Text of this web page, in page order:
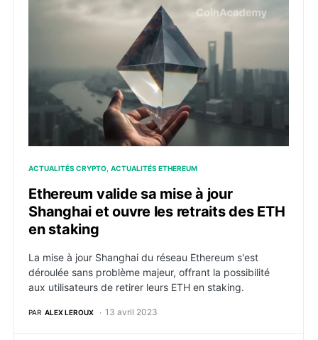
Ethereum valide sa mise à jour Shanghai et ouvre
ACTUALITÉS CRYPTO ACTUALITÉS ETHEREUM
Ethereum valide sa mise à jour
Shanghai et ouvre les retraits des ETH
en staking
La mise à jour Shanghai du réseau Ethereum s'est
déroulée sans problème majeur, offrant la possibilité
aux utilisateurs de retirer leurs ETH en staking.
PAR ALEX LEROUX 13 avril 2023